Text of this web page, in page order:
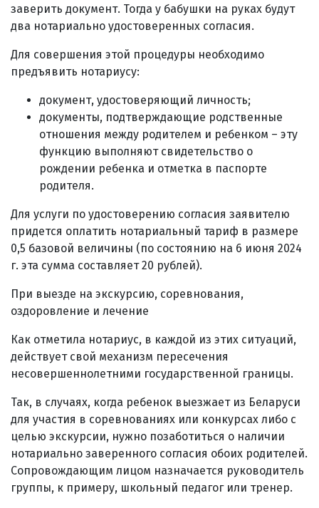
заверить документ. Тогда у бабушки на руках будут
два нотариально удостоверенных согласия.
Для совершения этой процедуры необходимо
предъявить нотариусу:
документ, удостоверяющий личность;
документы, подтверждающие родственные
отношения между родителем и ребенком – эту
функцию выполняют свидетельство о
рождении ребенка и отметка в паспорте
родителя.
Для услуги по удостоверению согласия заявителю
придется оплатить нотариальный тариф в размере
0,5 базовой величины (по состоянию на 6 июня 2024
г. эта сумма составляет 20 рублей).
При выезде на экскурсию, соревнования,
оздоровление и лечение
Как отметила нотариус, в каждой из этих ситуаций,
действует свой механизм пересечения
несовершеннолетними государственной границы.
Так, в случаях, когда ребенок выезжает из Беларуси
для участия в соревнованиях или конкурсах либо с
целью экскурсии, нужно позаботиться о наличии
нотариально заверенного согласия обоих родителей.
Сопровождающим лицом назначается руководитель
группы, к примеру, школьный педагог или тренер.